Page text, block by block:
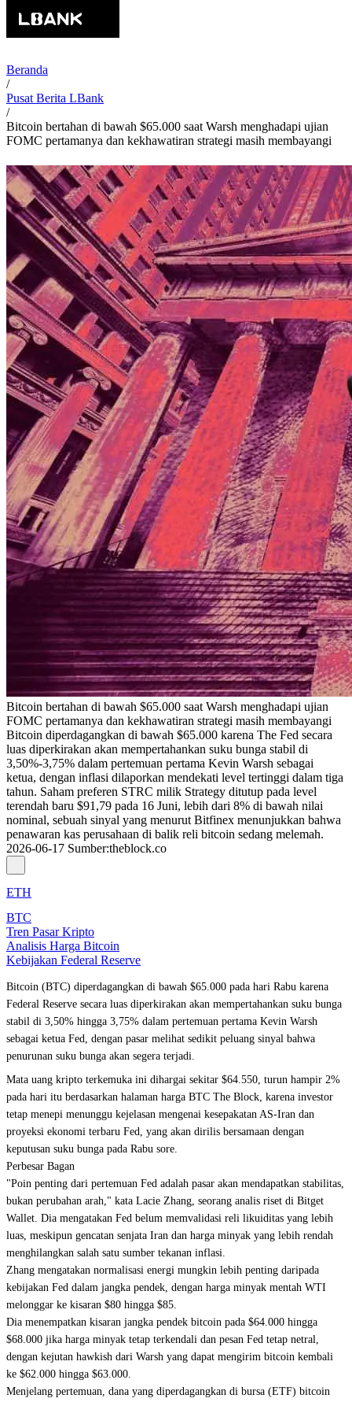
Beranda
/
Pusat Berita LBank
/
Bitcoin bertahan di bawah $65.000 saat Warsh menghadapi ujian
FOMC pertamanya dan kekhawatiran strategi masih membayangi
Bitcoin bertahan di bawah $65.000 saat Warsh menghadapi ujian
FOMC pertamanya dan kekhawatiran strategi masih membayangi
Bitcoin diperdagangkan di bawah $65.000 karena The Fed secara
luas diperkirakan akan mempertahankan suku bunga stabil di
3,50%-3,75% dalam pertemuan pertama Kevin Warsh sebagai
ketua, dengan inflasi dilaporkan mendekati level tertinggi dalam tiga
tahun. Saham preferen STRC milik Strategy ditutup pada level
terendah baru $91,79 pada 16 Juni, lebih dari 8% di bawah nilai
nominal, sebuah sinyal yang menurut Bitfinex menunjukkan bahwa
penawaran kas perusahaan di balik reli bitcoin sedang melemah.
2026-06-17 Sumber:theblock.co
ETH
BTC
Tren Pasar Kripto
Analisis Harga Bitcoin
Kebijakan Federal Reserve
Bitcoin (BTC) diperdagangkan di bawah $65.000 pada hari Rabu karena
Federal Reserve secara luas diperkirakan akan mempertahankan suku bunga
stabil di 3,50% hingga 3,75% dalam pertemuan pertama Kevin Warsh
sebagai ketua Fed, dengan pasar melihat sedikit peluang sinyal bahwa
penurunan suku bunga akan segera terjadi.
Mata uang kripto terkemuka ini dihargai sekitar $64.550, turun hampir 2%
pada hari itu berdasarkan halaman harga BTC The Block, karena investor
tetap menepi menunggu kejelasan mengenai kesepakatan AS-Iran dan
proyeksi ekonomi terbaru Fed, yang akan dirilis bersamaan dengan
keputusan suku bunga pada Rabu sore.
Perbesar Bagan
"Poin penting dari pertemuan Fed adalah pasar akan mendapatkan stabilitas,
bukan perubahan arah," kata Lacie Zhang, seorang analis riset di Bitget
Wallet. Dia mengatakan Fed belum memvalidasi reli likuiditas yang lebih
luas, meskipun gencatan senjata Iran dan harga minyak yang lebih rendah
menghilangkan salah satu sumber tekanan inflasi.
Zhang mengatakan normalisasi energi mungkin lebih penting daripada
kebijakan Fed dalam jangka pendek, dengan harga minyak mentah WTI
melonggar ke kisaran $80 hingga $85.
Dia menempatkan kisaran jangka pendek bitcoin pada $64.000 hingga
$68.000 jika harga minyak tetap terkendali dan pesan Fed tetap netral,
dengan kejutan hawkish dari Warsh yang dapat mengirim bitcoin kembali
ke $62.000 hingga $63.000.
Menjelang pertemuan, dana yang diperdagangkan di bursa (ETF) bitcoin